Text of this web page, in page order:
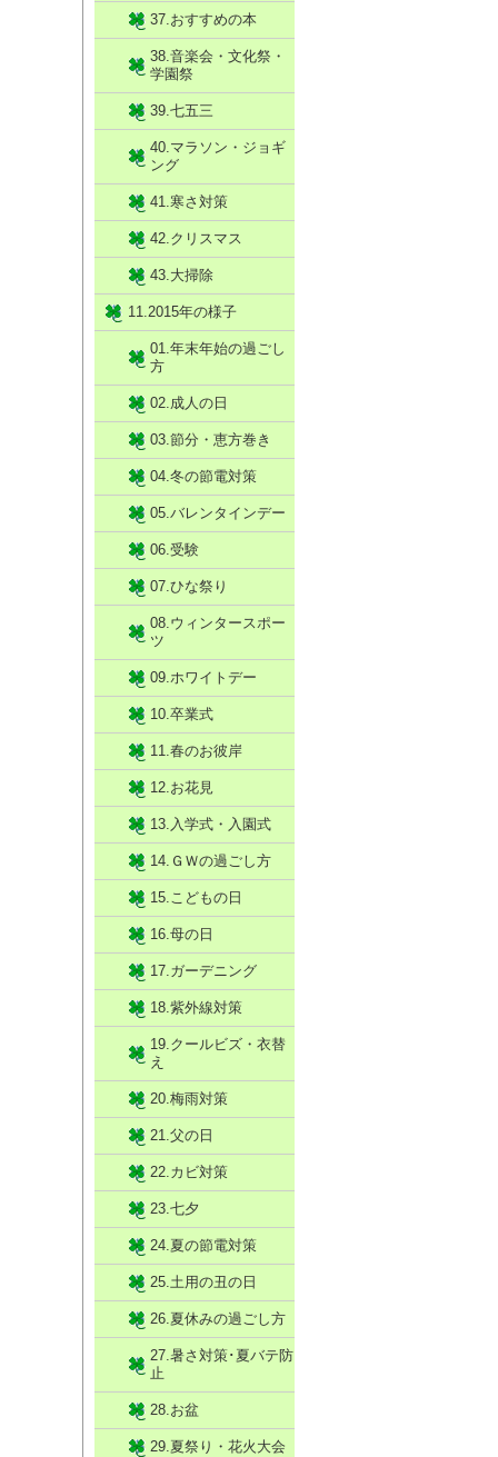
37.おすすめの本
38.音楽会・文化祭・
学園祭
39.七五三
40.マラソン・ジョギ
ング
41.寒さ対策
42.クリスマス
43.大掃除
11.2015年の様子
01.年末年始の過ごし
方
02.成人の日
03.節分・恵方巻き
04.冬の節電対策
05.バレンタインデー
06.受験
07.ひな祭り
08.ウィンタースポー
ツ
09.ホワイトデー
10.卒業式
11.春のお彼岸
12.お花見
13.入学式・入園式
14.ＧＷの過ごし方
15.こどもの日
16.母の日
17.ガーデニング
18.紫外線対策
19.クールビズ・衣替
え
20.梅雨対策
21.父の日
22.カビ対策
23.七夕
24.夏の節電対策
25.土用の丑の日
26.夏休みの過ごし方
27.暑さ対策･夏バテ防
止
28.お盆
29.夏祭り・花火大会